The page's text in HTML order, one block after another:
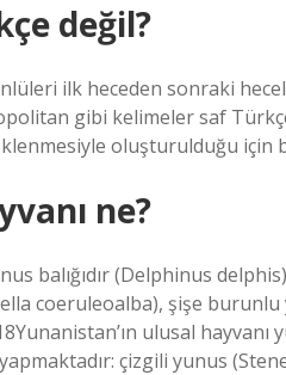
değil?
ilk heceden sonraki
gibi kelimeler saf
oluşturulduğu için
ne?
balığıdır (Delphinus
coeruleoalba), şişe
ulusal hayvanı
çizgili yunus